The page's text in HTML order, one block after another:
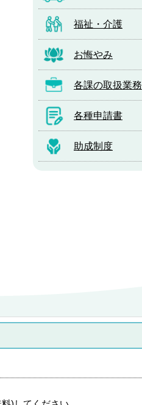
福祉・介護
お悔やみ
各課の取扱業務
各種申請書
助成制度